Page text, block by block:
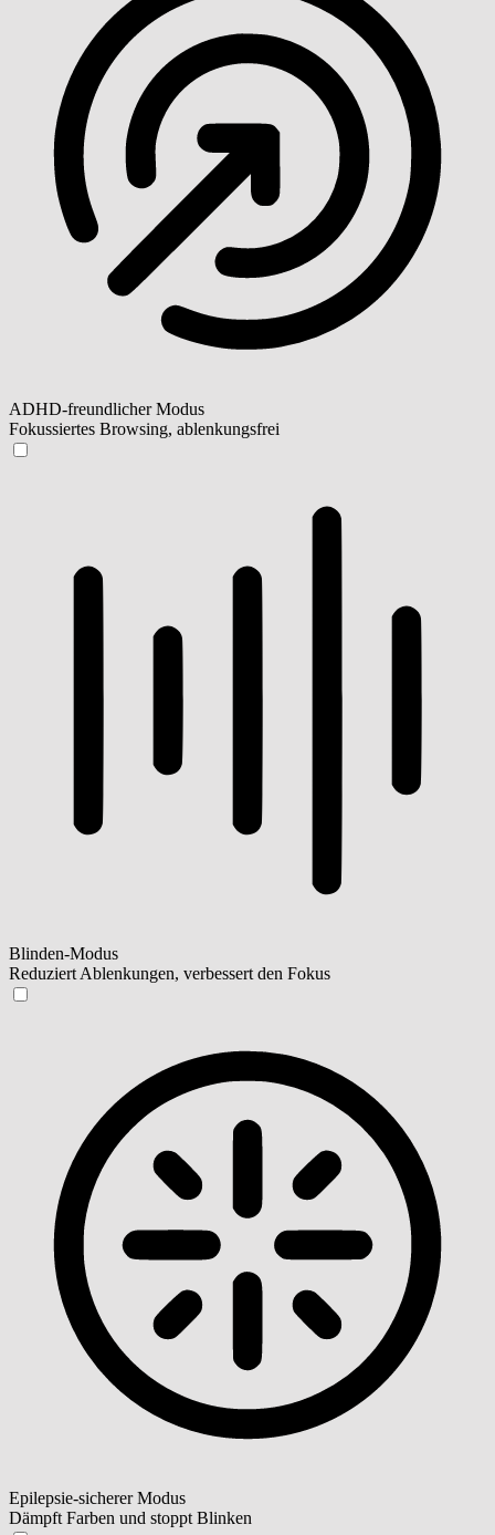
ADHD-freundlicher Modus
Fokussiertes Browsing, ablenkungsfrei
Blinden-Modus
Reduziert Ablenkungen, verbessert den Fokus
Epilepsie-sicherer Modus
Dämpft Farben und stoppt Blinken